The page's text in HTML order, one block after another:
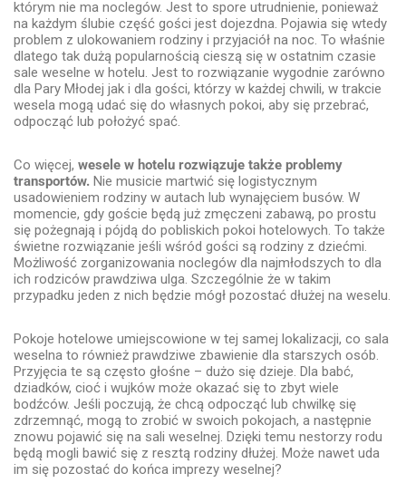
którym nie ma noclegów. Jest to spore utrudnienie, ponieważ
na każdym ślubie część gości jest dojezdna. Pojawia się wtedy
problem z ulokowaniem rodziny i przyjaciół na noc. To właśnie
dlatego tak dużą popularnością cieszą się w ostatnim czasie
sale weselne w hotelu. Jest to rozwiązanie wygodnie zarówno
dla Pary Młodej jak i dla gości, którzy w każdej chwili, w trakcie
wesela mogą udać się do własnych pokoi, aby się przebrać,
odpocząć lub położyć spać.
Co więcej, wesele w hotelu rozwiązuje także problemy
transportów. Nie musicie martwić się logistycznym
usadowieniem rodziny w autach lub wynajęciem busów. W
momencie, gdy goście będą już zmęczeni zabawą, po prostu
się pożegnają i pójdą do pobliskich pokoi hotelowych. To także
świetne rozwiązanie jeśli wśród gości są rodziny z dziećmi.
Możliwość zorganizowania noclegów dla najmłodszych to dla
ich rodziców prawdziwa ulga. Szczególnie że w takim
przypadku jeden z nich będzie mógł pozostać dłużej na weselu.
Pokoje hotelowe umiejscowione w tej samej lokalizacji, co sala
weselna to również prawdziwe zbawienie dla starszych osób.
Przyjęcia te są często głośne – dużo się dzieje. Dla babć,
dziadków, cioć i wujków może okazać się to zbyt wiele
bodźców. Jeśli poczują, że chcą odpocząć lub chwilkę się
zdrzemnąć, mogą to zrobić w swoich pokojach, a następnie
znowu pojawić się na sali weselnej. Dzięki temu nestorzy rodu
będą mogli bawić się z resztą rodziny dłużej. Może nawet uda
im się pozostać do końca imprezy weselnej?